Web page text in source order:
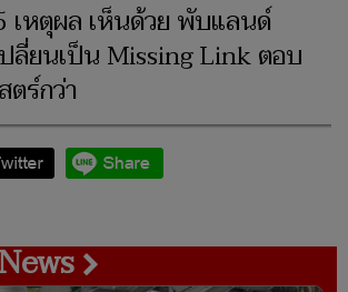
เหตุผล เห็นด้วย พับแลนด์
ลี่ยนเป็น Missing Link ตอบ
ร์กว่า